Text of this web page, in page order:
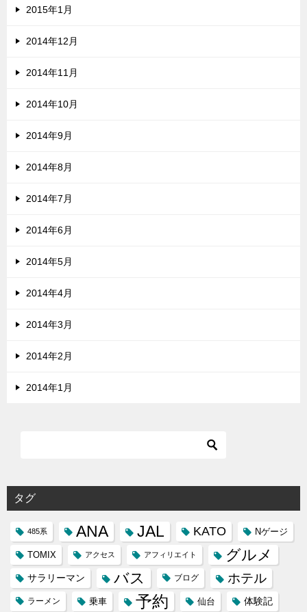
2015年1月
2014年12月
2014年11月
2014年10月
2014年9月
2014年8月
2014年7月
2014年6月
2014年5月
2014年4月
2014年3月
2014年2月
2014年1月
タグ
485系 ANA JAL KATO Nゲージ
TOMIX アクセス アフィリエイト グルメ
サラリーマン バス ブログ ホテル
ラーメン 乗車 予約 仙台 体験記